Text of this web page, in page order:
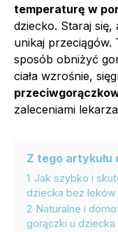
temperaturę w
dziecko. Staraj się,
unikaj
sposób obniżyć
ciała wzrośnie,
zaleceniami
Z tego artykułu
1 Jak szybko i
dziecka bez leków
2 Naturalne i
gorączki u dziecka